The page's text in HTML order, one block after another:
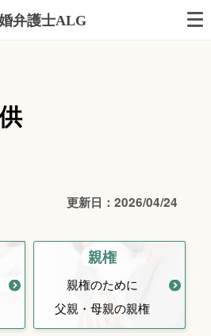
弁護士ALG
更新日：2026/04/24
親権
親権のために
父親・母親の親権